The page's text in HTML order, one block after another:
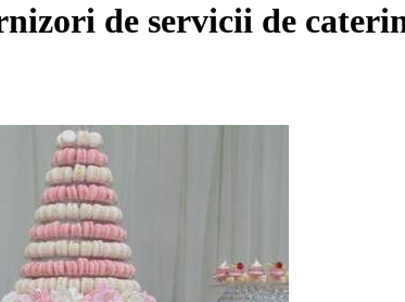
de servicii de